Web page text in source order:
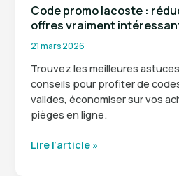
Code promo lacoste :
offres vraiment
21 mars 2026
Trouvez les meilleures
conseils pour profiter de
valides, économiser sur vos
pièges en ligne.
Code
Lire l’article »